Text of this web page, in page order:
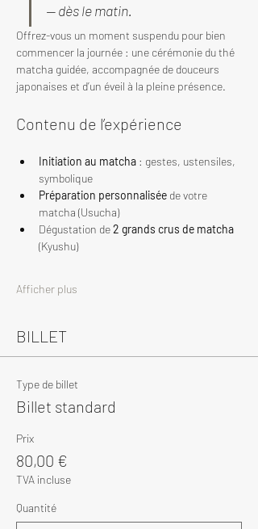
— dès le matin.
Offrez-vous un moment suspendu pour bien
commencer la journée : une cérémonie du thé
matcha guidée, accompagnée de douceurs
japonaises et d’un éveil à la pleine présence.
Contenu de l’expérience
Initiation au matcha : gestes, ustensiles,
symbolique
Préparation personnalisée de votre
matcha (Usucha)
Dégustation de 2 grands crus de matcha
(Kyushu)
Afficher plus
BILLET
Type de billet
Billet standard
Prix
80,00 €
TVA incluse
Quantité